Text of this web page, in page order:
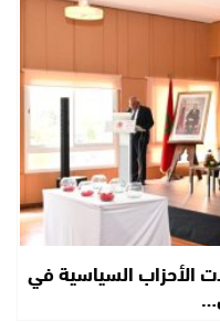
الأحزاب السياسية في